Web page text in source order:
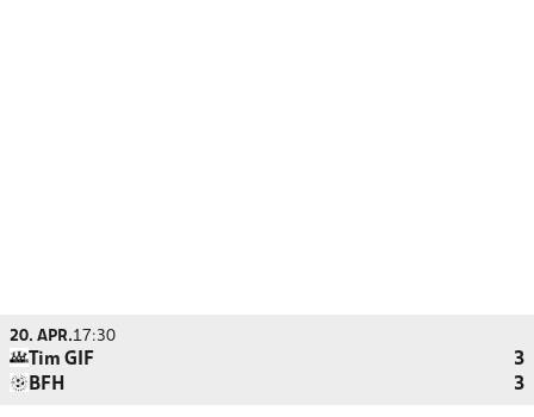
20. APR.17:30
Tim GIF
3
BFH
3